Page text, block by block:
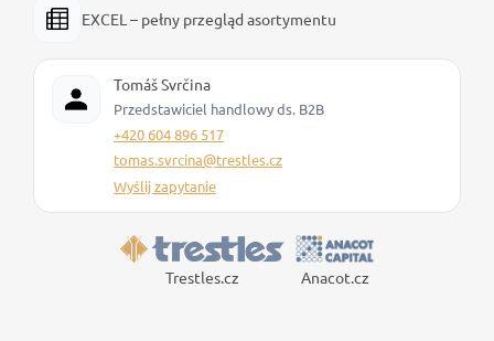
EXCEL – pełny przegląd asortymentu
Tomáš Svrčina
Przedstawiciel handlowy ds. B2B
+420 604 896 517
tomas.svrcina@trestles.cz
Wyślij zapytanie
Trestles.cz Anacot.cz